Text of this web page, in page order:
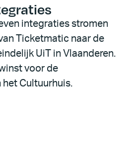
integraties stromen
Ticketmatic naar de
UiT in Vlaanderen.
voor de
het Cultuurhuis.